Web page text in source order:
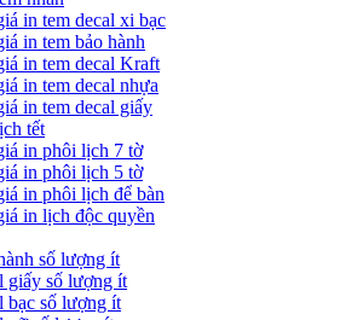
in tem decal xi bạc
in tem bảo hành
in tem decal Kraft
in tem decal nhựa
in tem decal giấy
tết
in phôi lịch 7 tờ
in phôi lịch 5 tờ
in phôi lịch để bàn
in lịch độc quyền
số lượng ít
giấy số lượng ít
bạc số lượng ít